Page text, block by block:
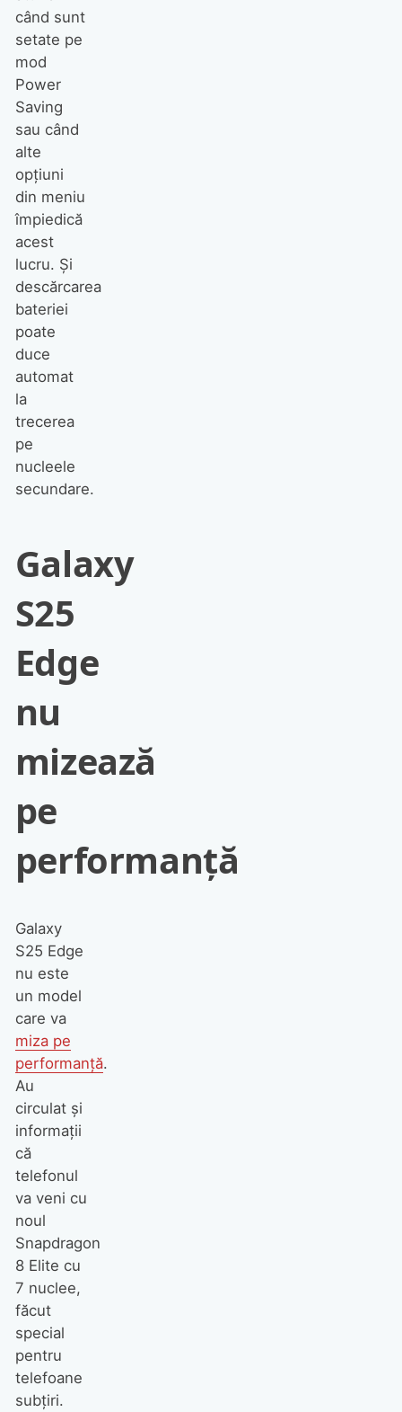
când sunt
setate pe
mod
Power
Saving
sau când
alte
opțiuni
din meniu
împiedică
acest
lucru. Și
descărcarea
bateriei
poate
duce
automat
la
trecerea
pe
nucleele
secundare.
Galaxy
S25
Edge
nu
mizează
pe
performanță
Galaxy
S25 Edge
nu este
un model
care va
miza pe
performanță.
Au
circulat și
informații
că
telefonul
va veni cu
noul
Snapdragon
8 Elite cu
7 nuclee,
făcut
special
pentru
telefoane
subțiri.